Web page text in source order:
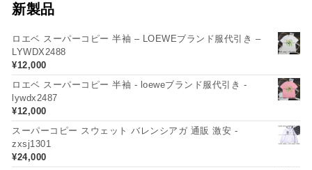
新製品
ロエベ スーパーコピー 半袖 – LOEWEブランド服代引き –
LYWDX2488
¥12,000
ロエベ スーパーコピー 半袖 - loeweブランド服代引き -
lywdx2487
¥12,000
スーパーコピー スウェット バレンシアガ 通販 激安 -
zxsj1301
¥24,000